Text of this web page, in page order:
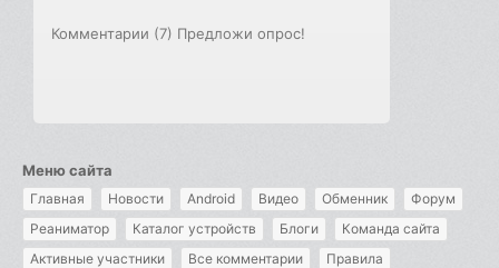
Комментарии (7) Предложи опрос!
Меню сайта
Главная Новости Android Видео Обменник
Форум
Реаниматор
Каталог устройств Блоги
Команда сайта
Активные участники
Все комментарии Правила